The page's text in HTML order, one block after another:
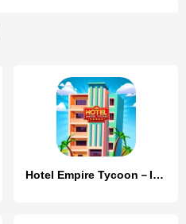
Hotel Empire Tycoon－Idle Game